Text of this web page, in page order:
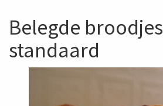
Belegde broodjes
standaard